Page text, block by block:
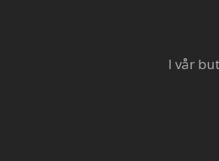
I vår